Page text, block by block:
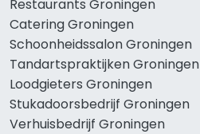
Restaurants Groningen
Catering Groningen
Schoonheidssalon Groningen
Tandartspraktijken Groningen
Loodgieters Groningen
Stukadoorsbedrijf Groningen
Verhuisbedrijf Groningen